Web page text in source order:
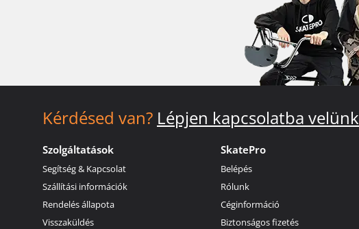
Kérdésed van? Lépjen kapcsolatba velünk
Szolgáltatások
Segítség & Kapcsolat
Szállítási információk
Rendelés állapota
Visszaküldés
SkatePro
Belépés
Rólunk
Céginformáció
Biztonságos fizetés